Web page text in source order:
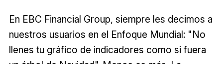
En EBC Financial Group, siempre les decimos a
nuestros usuarios en el Enfoque Mundial: "No
llenes tu gráfico de indicadores como si fuera